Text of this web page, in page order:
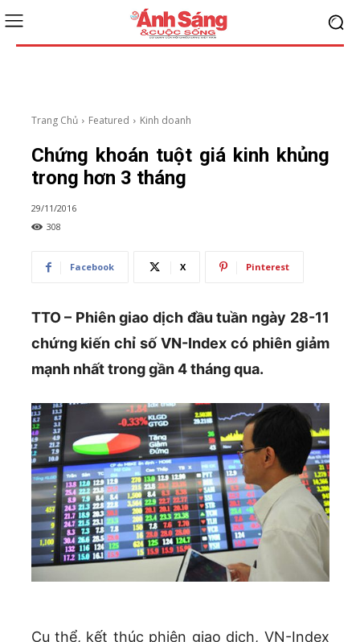
Trang Chủ Featured Kinh doanh
Chứng khoán tuột giá kinh khủng
trong hơn 3 tháng
29/11/2016
308
Facebook X Pinterest
TTO – Phiên giao dịch đầu tuần ngày 28-11
chứng kiến chỉ số VN-Index có phiên giảm
mạnh nhất trong gần 4 tháng qua.
Cụ thể, kết thúc phiên giao dịch, VN-Index